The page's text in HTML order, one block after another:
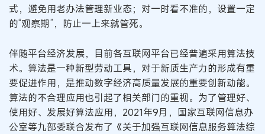
式，避免用老办法管理新业态；对一时看不准的，设置一定
的“观察期”，防止一上来就管死。
伴随平台经济发展，目前各互联网平台已经普遍采用算法技
术。算法是一种新型劳动工具，对于新质生产力的形成有重
要促进作用，是推动数字经济高质量发展的重要创新动能。
算法的不合理应用也引起了相关部门的重视。为了管理好、
使用好、发展好算法应用，2021年9月，国家互联网信息办
公室等九部委联合发布了《关于加强互联网信息服务算法综